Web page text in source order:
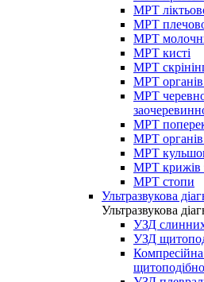
МРТ
МРТ
МРТ
МРТ кисті
МРТ
МРТ органів
МРТ
МРТ
МРТ органів
МРТ
МРТ крижів
МРТ стопи
Ультразвукова
Ультразвукова
УЗД
УЗД
Компресійна